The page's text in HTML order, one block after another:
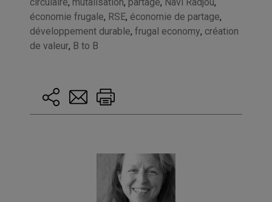
économie frugale, RSE, économie de partage,
développement durable, frugal economy, création
de valeur, B to B